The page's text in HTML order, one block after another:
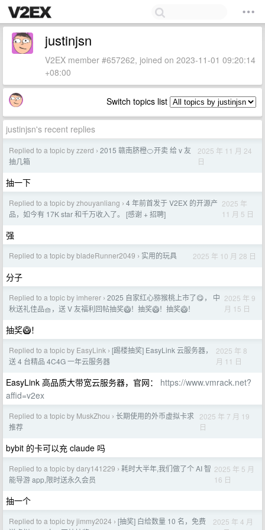
justinjsn
V2EX member #657262, joined on 2023-11-01 09:20:14
+08:00
Switch topics list
justinjsn's recent replies
Replied to a topic by zzerd › 2015 赣南脐橙🍊开卖 给 v 友
抽几箱
2025 年 11 月 24
日
抽一下
Replied to a topic by zhouyanliang › 4 年前首发于 V2EX 的开源产
品，如今有 17K star 和千万收入了。 [感谢 + 招聘]
2025 年
11 月 5 日
强
Replied to a topic by bladeRunner2049 › 实用的玩具 2025 年 10 月 28 日
分子
Replied to a topic by imherer › 2025 自家红心猕猴桃上市了😋， 中
秋送礼佳品🧺，送 V 友福利回帖抽奖🥝！抽奖🥝！抽奖🥝！
2025 年 9
月 15 日
抽奖🥝！
Replied to a topic by EasyLink › [踢楼抽奖] EasyLink 云服务器，
送 4 台精品 4C4G 一年云服务器
2025 年 8
月 11 日
EasyLink 高品质大带宽云服务器，官网： https://www.vmrack.net?
affid=v2ex
Replied to a topic by MuskZhou › 长期使用的外币虚拟卡求
推荐
2025 年 7 月 19
日
bybit 的卡可以充 claude 吗
Replied to a topic by dary141229 › 耗时大半年,我们做了个 AI 智
能导游 app,限时送永久会员
2025 年 5 月
16 日
抽一个
Replied to a topic by jimmy2024 › [抽奖] 白给数量 10 名，免费
2025 年 4 月